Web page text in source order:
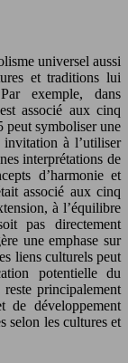
universel aussi
et traditions lui
exemple, dans
associé aux cinq
peut symboliser une
à l’utiliser
interprétations de
d’harmonie et
associé aux cinq
à l’équilibre
pas directement
une emphase sur
liens culturels peut
potentielle du
principalement
de développement
selon les cultures et